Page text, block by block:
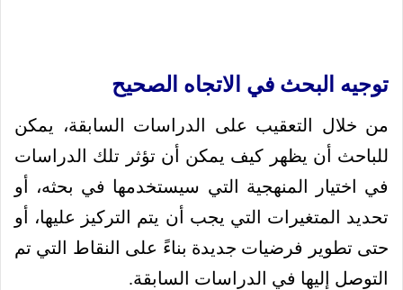
توجيه البحث في الاتجاه الصحيح
من خلال التعقيب على الدراسات السابقة، يمكن
للباحث أن يظهر كيف يمكن أن تؤثر تلك الدراسات
في اختيار المنهجية التي سيستخدمها في بحثه، أو
تحديد المتغيرات التي يجب أن يتم التركيز عليها، أو
حتى تطوير فرضيات جديدة بناءً على النقاط التي تم
التوصل إليها في الدراسات السابقة.